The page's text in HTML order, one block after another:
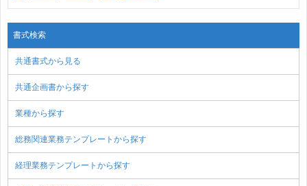
書式検索
共通書式から見る
共通企画書から探す
業種から探す
総務関連業務テンプレートから探す
経理業務テンプレートから探す